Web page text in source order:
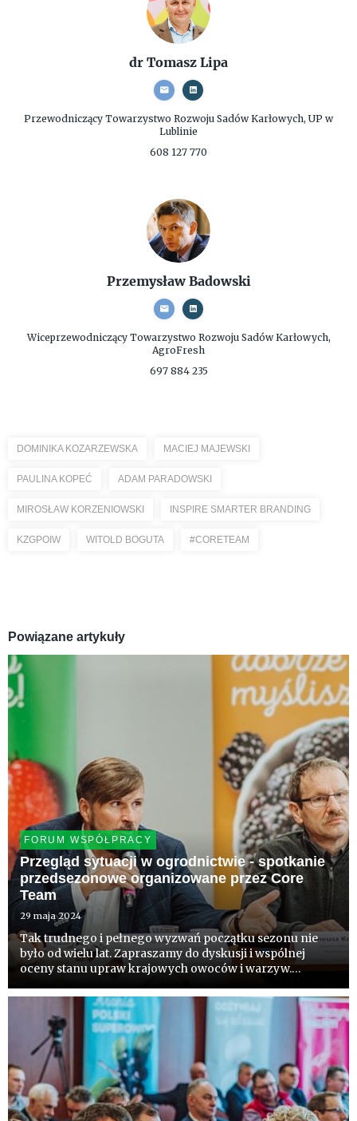
dr Tomasz Lipa
Przewodniczący Towarzystwo Rozwoju Sadów Karłowych, UP w
Lublinie
608 127 770
Przemysław Badowski
WiceprzewodniczącyTowarzystwo Rozwoju Sadów Karłowych,
AgroFresh
697 884 235
DOMINIKA KOZARZEWSKA MACIEJ MAJEWSKI
PAULINA KOPEĆ ADAM PARADOWSKI
MIROSŁAW KORZENIOWSKI INSPIRE SMARTER BRANDING
KZGPOIW WITOLD BOGUTA #CORETEAM
Powiązane artykuły
FORUM WSPÓŁPRACY
Przegląd sytuacji w ogrodnictwie - spotkanie
przedsezonowe organizowane przez Core
Team
29 maja 2024
Tak trudnego i pełnego wyzwań początku sezonu nie
było od wielu lat. Zapraszamy do dyskusji i wspólnej
oceny stanu upraw krajowych owoców i warzyw.
warzywna. Chcemy ocenić sytuację i wspólnie
zastanowić się nad rekomendac...